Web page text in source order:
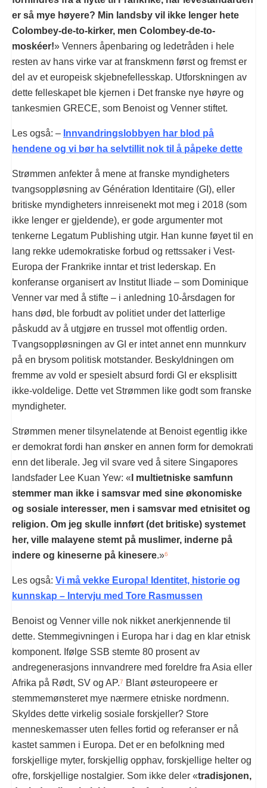
er så mye høyere? Min landsby vil ikke lenger hete
Colombey-de-to-kirker, men Colombey-de-to-
moskéer!» Venners åpenbaring og ledetråden i hele
resten av hans virke var at franskmenn først og fremst er
del av et europeisk skjebnefellesskap. Utforskningen av
dette felleskapet ble kjernen i Det franske nye høyre og
tankesmien GRECE, som Benoist og Venner stiftet.
Les også: – Innvandringslobbyen har blod på
hendene og vi bør ha selvtillit nok til å påpeke dette
Strømmen anfekter å mene at franske myndigheters
tvangsoppløsning av Génération Identitaire (GI), eller
britiske myndigheters innreisenekt mot meg i 2018 (som
ikke lenger er gjeldende), er gode argumenter mot
tenkerne Legatum Publishing utgir. Han kunne føyet til en
lang rekke udemokratiske forbud og rettssaker i Vest-
Europa der Frankrike inntar et trist lederskap. En
konferanse organisert av Institut Iliade – som Dominique
Venner var med å stifte – i anledning 10-årsdagen for
hans død, ble forbudt av politiet under det latterlige
påskudd av å utgjøre en trussel mot offentlig orden.
Tvangsoppløsningen av GI er intet annet enn munnkurv
på en brysom politisk motstander. Beskyldningen om
fremme av vold er spesielt absurd fordi GI er eksplisitt
ikke-voldelige. Dette vet Strømmen like godt som franske
myndigheter.
Strømmen mener tilsynelatende at Benoist egentlig ikke
er demokrat fordi han ønsker en annen form for demokrati
enn det liberale. Jeg vil svare ved å sitere Singapores
landsfader Lee Kuan Yew: « I multietniske samfunn
stemmer man ikke i samsvar med sine økonomiske
og sosiale interesser, men i samsvar med etnisitet og
religion. Om jeg skulle innført (det britiske) systemet
her, ville malayene stemt på muslimer, inderne på
indere og kineserne på kinesere.»6
Les også: Vi må vekke Europa! Identitet, historie og
kunnskap – Intervju med Tore Rasmussen
Benoist og Venner ville nok nikket anerkjennende til
dette. Stemmegivningen i Europa har i dag en klar etnisk
komponent. Ifølge SSB stemte 80 prosent av
andregenerasjons innvandrere med foreldre fra Asia eller
Afrika på Rødt, SV og AP.7
Blant østeuropeere er
stemmemønsteret mye nærmere etniske nordmenn.
Skyldes dette virkelig sosiale forskjeller? Store
menneskemasser uten felles fortid og referanser er nå
kastet sammen i Europa. Det er en befolkning med
forskjellige myter, forskjellig opphav, forskjellige helter og
ofre, forskjellige nostalgier. Som ikke deler «tradisjonen,